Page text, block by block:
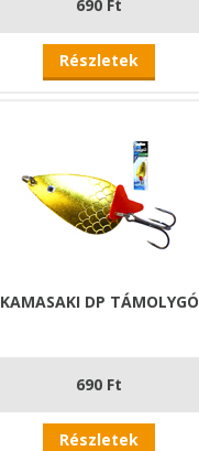
690 Ft
Részletek
KAMASAKI DP TÁMOLYGÓ
690 Ft
Részletek